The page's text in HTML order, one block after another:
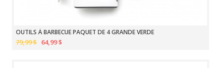
OUTILS À BARBECUE PAQUET DE 4 GRANDE VERDE
79,99 $ 64,99 $